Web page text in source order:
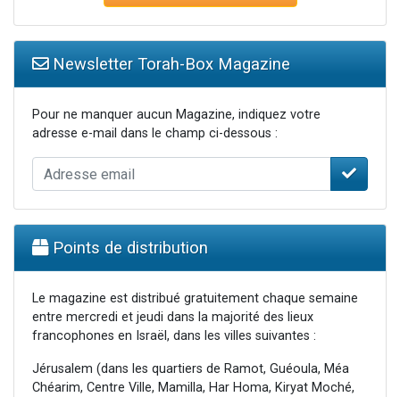
Newsletter Torah-Box Magazine
Pour ne manquer aucun Magazine, indiquez votre
adresse e-mail dans le champ ci-dessous :
Points de distribution
Le magazine est distribué gratuitement chaque semaine
entre mercredi et jeudi dans la majorité des lieux
francophones en Israël, dans les villes suivantes :
Jérusalem (dans les quartiers de Ramot, Guéoula, Méa
Chéarim, Centre Ville, Mamilla, Har Homa, Kiryat Moché,